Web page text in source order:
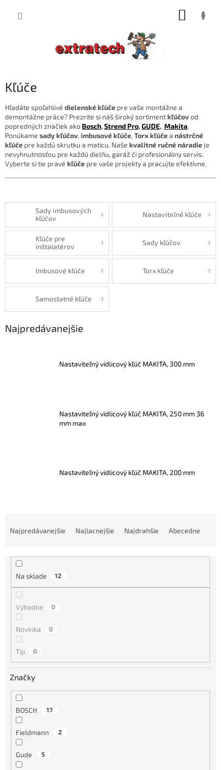
Kľúče
Hľadáte spoľahlivé dielenské kľúče pre vaše montážne a
demontážne práce? Prezrite si náš široký sortimentkľúčovod
popredných značiek ako Bosch,Strend Pro,GUDE, Makita.
Ponúkame sady kľúčov, imbusové kľúče, Torx kľúčea nástrčné
kľúče pre každú skrutku a maticu. Naše kvalitné ručné náradie je
nevyhnutnosťou pre každú dielňu, garáž či profesionálny servis.
Vyberte si tie pravé kľúče pre vaše projekty a pracujte efektívne.
Sady imbusových
kľúčov
Nastaviteľné kľúče
Kľúče pre
inštalatérov
Sady kľúčov
Imbusové kľúče Torx kľúče
Samostatné kľúče
Najpredávanejšie
Nastaviteľný vidlicový kľúč MAKITA, 300 mm
Nastaviteľný vidlicový kľúč MAKITA, 250 mm 36
mm max
Nastaviteľný vidlicový kľúč MAKITA, 200 mm
Najpredávanejšie Najlacnejšie Najdrahšie Abecedne
Na sklade 12
Výhodne 0
Novinka 0
Tip 0
Značky
BOSCH 17
Fieldmann 2
Gude 5